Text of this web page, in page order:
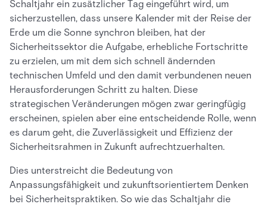
Schaltjahr ein zusätzlicher Tag eingeführt wird, um
sicherzustellen, dass unsere Kalender mit der Reise der
Erde um die Sonne synchron bleiben, hat der
Sicherheitssektor die Aufgabe, erhebliche Fortschritte
zu erzielen, um mit dem sich schnell ändernden
technischen Umfeld und den damit verbundenen neuen
Herausforderungen Schritt zu halten. Diese
strategischen Veränderungen mögen zwar geringfügig
erscheinen, spielen aber eine entscheidende Rolle, wenn
es darum geht, die Zuverlässigkeit und Effizienz der
Sicherheitsrahmen in Zukunft aufrechtzuerhalten.
Dies unterstreicht die Bedeutung von
Anpassungsfähigkeit und zukunftsorientiertem Denken
bei Sicherheitspraktiken. So wie das Schaltjahr die